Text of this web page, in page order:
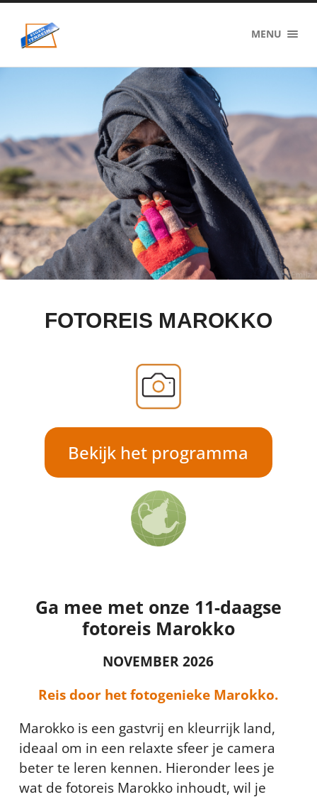
eigenzinnig
terrein
MENU
FOTOREIS MAROKKO
Bekijk het programma
Ga mee met onze 11-daagse
fotoreis Marokko
NOVEMBER 2026
Reis door het fotogenieke Marokko.
Marokko is een gastvrij en kleurrijk land,
ideaal om in een relaxte sfeer je camera
beter te leren kennen. Hieronder lees je
wat de fotoreis Marokko inhoudt, wil je